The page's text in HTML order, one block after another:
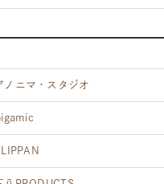
ノニマ・スタジオ